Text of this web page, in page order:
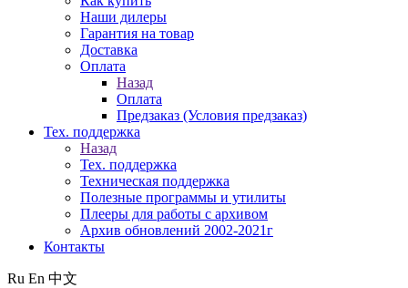
Наши дилеры
Гарантия на товар
Доставка
Оплата
Назад
Оплата
Предзаказ (Условия предзаказ)
Тех. поддержка
Назад
Тех. поддержка
Техническая поддержка
Полезные программы и утилиты
Плееры для работы с архивом
Архив обновлений 2002-2021г
Контакты
Ru En 中文